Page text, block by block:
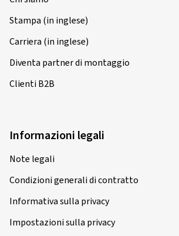
Stampa (in inglese)
Carriera (in inglese)
Diventa partner di montaggio
Clienti B2B
Informazioni legali
Note legali
Condizioni generali di contratto
Informativa sulla privacy
Impostazioni sulla privacy